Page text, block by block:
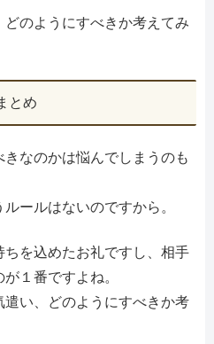
のようにすべきか考えてみ
とめ
なのかは悩んでしまうのも
ールはないのですから。
を込めたお礼ですし、相手
１番ですよね。
い、どのようにすべきか考